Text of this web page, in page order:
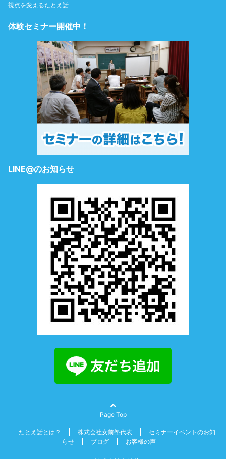
視点を変えるたとえ話
体験セミナー開催中！
LINE@のお知らせ
Page Top
たとえ話とは？ 株式会社女前塾代表
セミナーイベントのお知
らせ
ブログ お客様の声